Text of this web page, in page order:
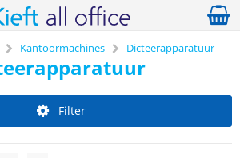
Kantoormachines Dicteerapparatuur
Filter